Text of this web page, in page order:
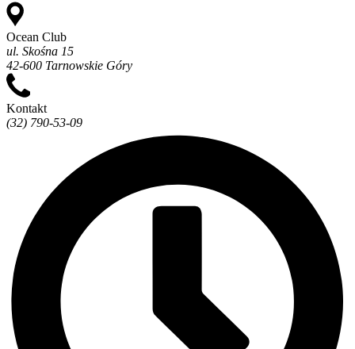
Ocean Club
ul. Skośna 15
42-600 Tarnowskie Góry
Kontakt
(32) 790-53-09